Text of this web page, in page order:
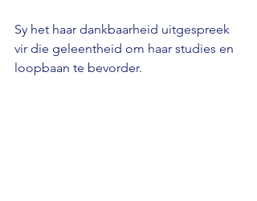
Sy het haar dankbaarheid uitgespreek
vir die geleentheid om haar studies en
loopbaan te bevorder.